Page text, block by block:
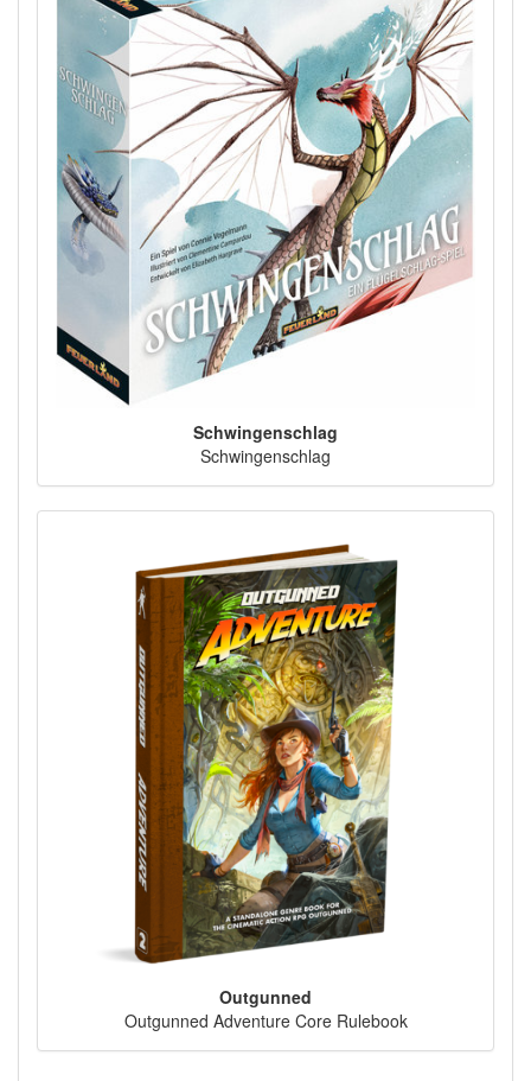
Schwingenschlag
Schwingenschlag
Outgunned
Outgunned Adventure Core Rulebook